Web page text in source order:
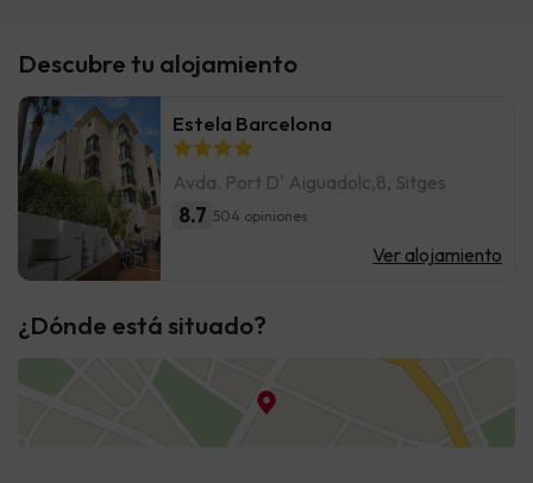
Descubre tu alojamiento
Estela Barcelona
Avda. Port D' Aiguadolc,8, Sitges
8.7 504 opiniones
Ver alojamiento
¿Dónde está situado?